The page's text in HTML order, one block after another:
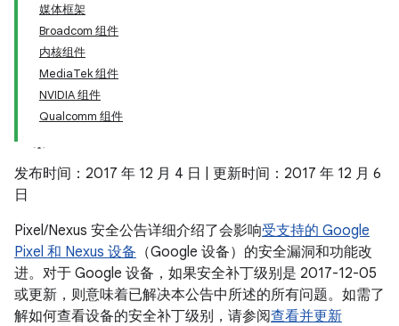
媒体框架
Broadcom 组件
内核组件
MediaTek 组件
NVIDIA 组件
Qualcomm 组件
发布时间：2017 年 12 月 4 日 | 更新时间：2017 年 12 月 6
日
Pixel/Nexus 安全公告详细介绍了会影响受支持的 Google
Pixel 和 Nexus 设备 （Google 设备）的安全漏洞和功能改
进。对于 Google 设备，如果安全补丁级别是 2017-12-05
或更新，则意味着已解决本公告中所述的所有问题。如需了
解如何查看设备的安全补丁级别，请参阅查看并更新